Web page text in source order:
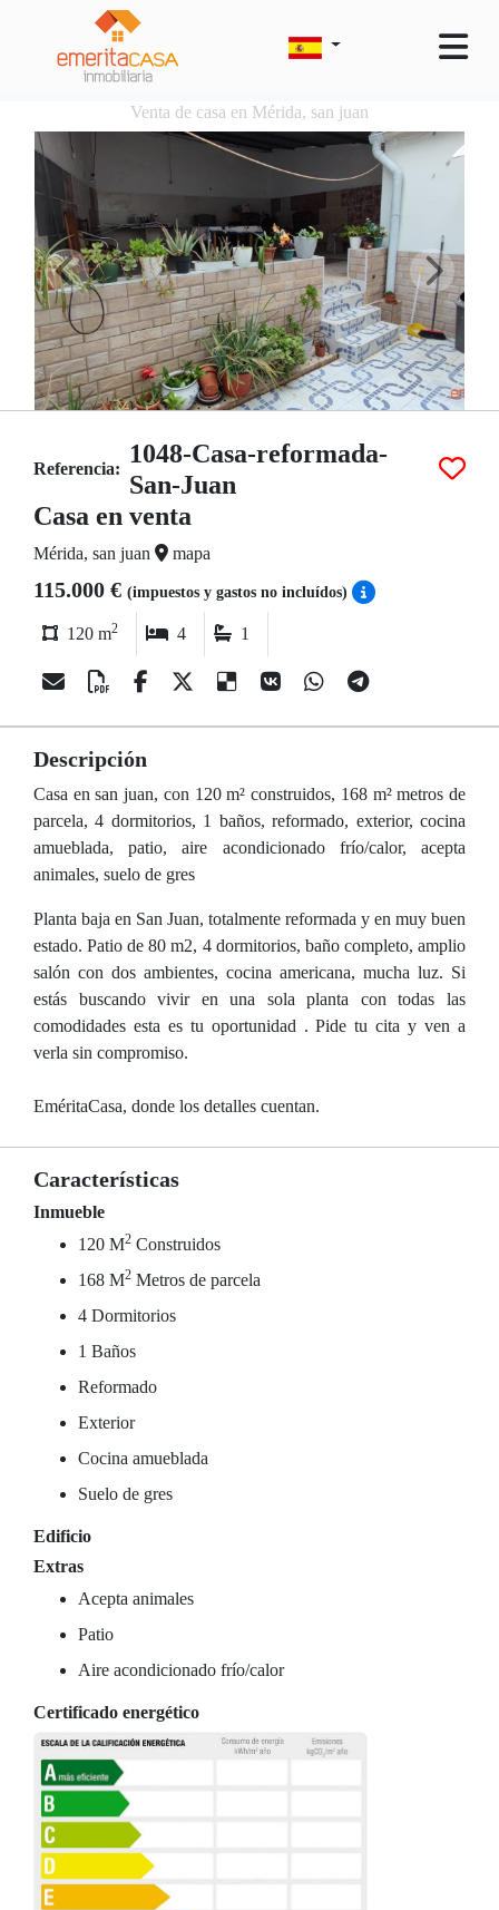
Venta de casa en Mérida, san juan
Referencia:
1048-Casa-reformada-
San-Juan
Casa en venta
Mérida, san juan mapa
115.000 € (impuestos y gastos no incluídos)
120 m2 4 1
Descripción
Casa en san juan, con 120 m² construidos, 168 m² metros de
parcela, 4 dormitorios, 1 baños, reformado, exterior, cocina
amueblada, patio, aire acondicionado frío/calor, acepta
animales, suelo de gres
Planta baja en San Juan, totalmente reformada y en muy buen
estado. Patio de 80 m2, 4 dormitorios, baño completo, amplio
salón con dos ambientes, cocina americana, mucha luz. Si
estás buscando vivir en una sola planta con todas las
comodidades esta es tu oportunidad . Pide tu cita y ven a
verla sin compromiso.
EméritaCasa, donde los detalles cuentan.
Características
Inmueble
120 M2 Construidos
168 M2 Metros de parcela
4 Dormitorios
1 Baños
Reformado
Exterior
Cocina amueblada
Suelo de gres
Edificio
Extras
Acepta animales
Patio
Aire acondicionado frío/calor
Certificado energético